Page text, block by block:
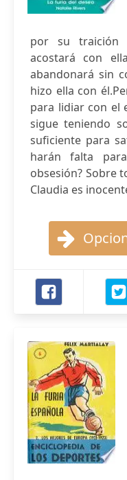
por su traición
acostará con
abandonará sin
hizo ella con
para lidiar con el
sigue teniendo
suficiente para
harán falta
obsesión? Sobre
Claudia es